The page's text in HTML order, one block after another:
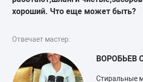
хороший. Что еще может быть?
Отвечает мастер:
ВОРОБЬЕВ
Стиральные